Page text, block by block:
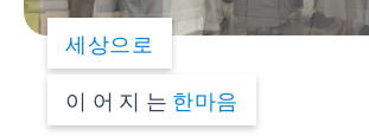
세상으로
이어지는 한마음